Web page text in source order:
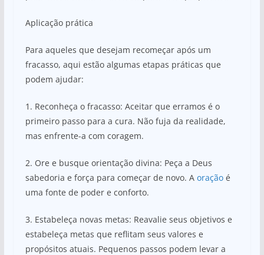
Aplicação prática
Para aqueles que desejam recomeçar após um
fracasso, aqui estão algumas etapas práticas que
podem ajudar:
1. Reconheça o fracasso: Aceitar que erramos é o
primeiro passo para a cura. Não fuja da realidade,
mas enfrente-a com coragem.
2. Ore e busque orientação divina: Peça a Deus
sabedoria e força para começar de novo. A oraçãoé
uma fonte de poder e conforto.
3. Estabeleça novas metas: Reavalie seus objetivos e
estabeleça metas que reflitam seus valores e
propósitos atuais. Pequenos passos podem levar a